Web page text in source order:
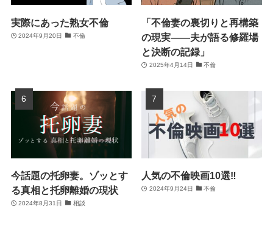
実際にあった熟女不倫
2024年9月20日 不倫
「不倫妻の裏切りと再構築
の現実――夫が語る修羅場
と決断の記録」
2025年4月14日 不倫
今話題の托卵妻。ゾッとす
る真相と托卵離婚の現状
2024年8月31日 相談
人気の不倫映画10選‼
2024年9月24日 不倫